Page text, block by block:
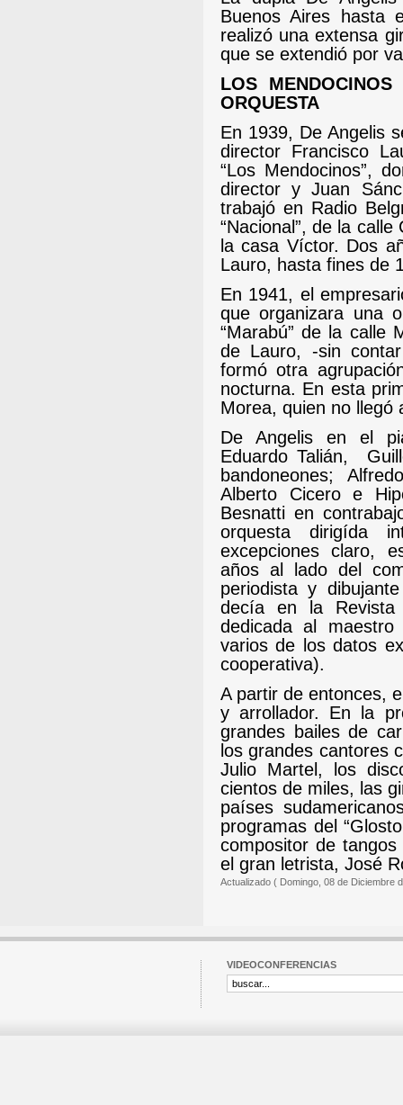
Buenos Aires
realizó una extensa
que se extendió por
LOS
ORQUESTA
En 1939, De Angelis
director Francisco
“Los Mendocinos”,
director y Juan
trabajó en Radio
“Nacional”, de la
la casa Víctor. Dos
Lauro, hasta fines de
En 1941, el
que organizara una
“Marabú” de la calle
de Lauro, -sin
formó otra
nocturna. En esta
Morea, quien no llegó
De Angelis en el
Eduardo Talián,
bandoneones;
Alberto Cicero e
Besnatti en
orquesta dirigída
excepciones claro,
años al lado del
periodista y
decía en la
dedicada al
varios de los datos
cooperativa).
A partir de entonces,
y arrollador. En la
grandes bailes de
los grandes cantores
Julio Martel, los
cientos de miles, las
países
programas del
compositor de
el gran letrista, José
Actualizado ( Domingo, 08 de Diciembre
VIDEOCONFERENCIAS